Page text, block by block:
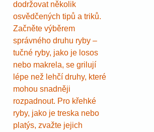
dodržovat několik
osvědčených tipů a triků.
Začněte výběrem
správného druhu ryby –
tučné ryby, jako je losos
nebo makrela, se grilují
lépe než lehčí druhy, které
mohou snadněji
rozpadnout. Pro křehké
ryby, jako je treska nebo
platýs, zvažte jejich